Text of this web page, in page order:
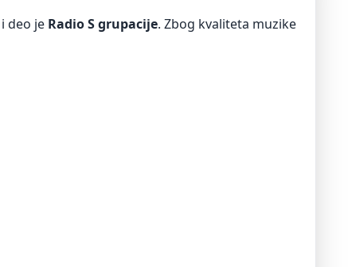
deo je Radio S grupacije. Zbog kvaliteta muzike